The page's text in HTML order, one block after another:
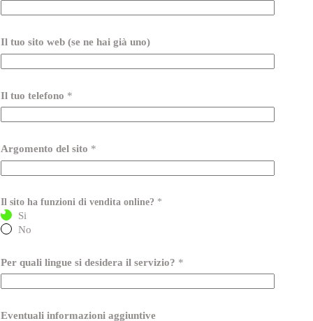
Il tuo sito web (se ne hai già uno)
Il tuo telefono *
Argomento del sito *
Il sito ha funzioni di vendita online? *
Si
No
Per quali lingue si desidera il servizio? *
Eventuali informazioni aggiuntive